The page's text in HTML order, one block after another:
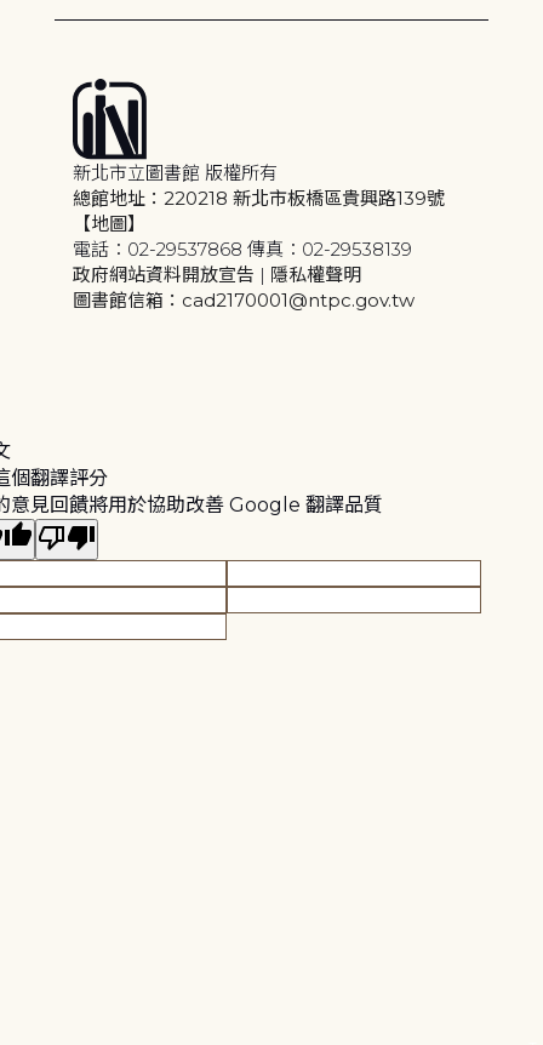
新北市立圖書館 版權所有
總館地址：220218 新北市板橋區貴興路139號
【地圖】
電話：02-29537868 傳真：02-29538139
政府網站資料開放宣告 | 隱私權聲明
圖書館信箱：cad2170001@ntpc.gov.tw
個翻譯評分
意見回饋將用於協助改善 Google 翻譯品質